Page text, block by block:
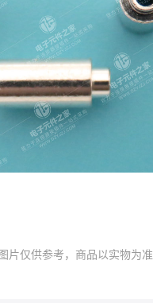
片仅供参考，商品以实物为准